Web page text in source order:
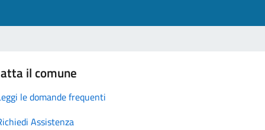
il comune
le domande frequenti
Assistenza